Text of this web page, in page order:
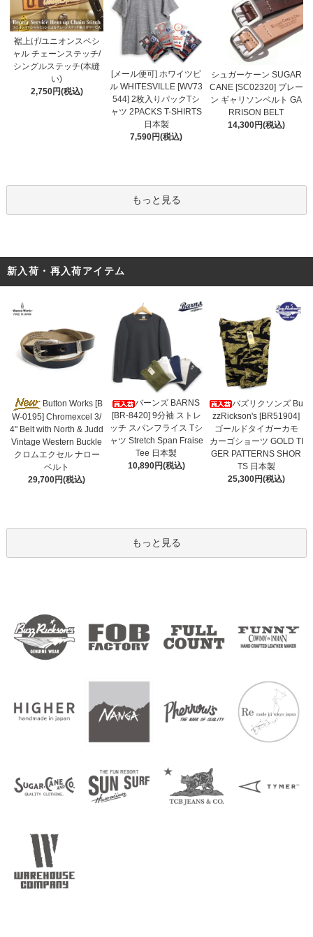
裾上げ/ユニオンスペシ
ャル チェーンステッチ/
シングルステッチ(本縫
い)
2,750円(税込)
[メール便可] ホワイツビ
ル WHITESVILLE [WV73
544] 2枚入りパックTシ
ャツ 2PACKS T-SHIRTS
日本製
7,590円(税込)
シュガーケーン SUGAR
CANE [SC02320] プレー
ン ギャリソンベルト GA
RRISON BELT
14,300円(税込)
もっと見る
新入荷・再入荷アイテム
Button Works [B
W-0195] Chromexcel 3/
4" Belt with North & Judd
Vintage Western Buckle
クロムエクセル ナロー
ベルト
29,700円(税込)
バーンズ BARNS
[BR-8420] 9分袖 ストレ
ッチ スパンフライス Tシ
ャツ Stretch Span Fraise
Tee 日本製
10,890円(税込)
バズリクソンズ Bu
zzRickson's [BR51904]
ゴールドタイガーカモ
カーゴショーツ GOLD TI
GER PATTERNS SHOR
TS 日本製
25,300円(税込)
もっと見る